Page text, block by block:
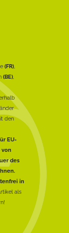
(FR),
(BE),
den
EU-
von
des
in
als